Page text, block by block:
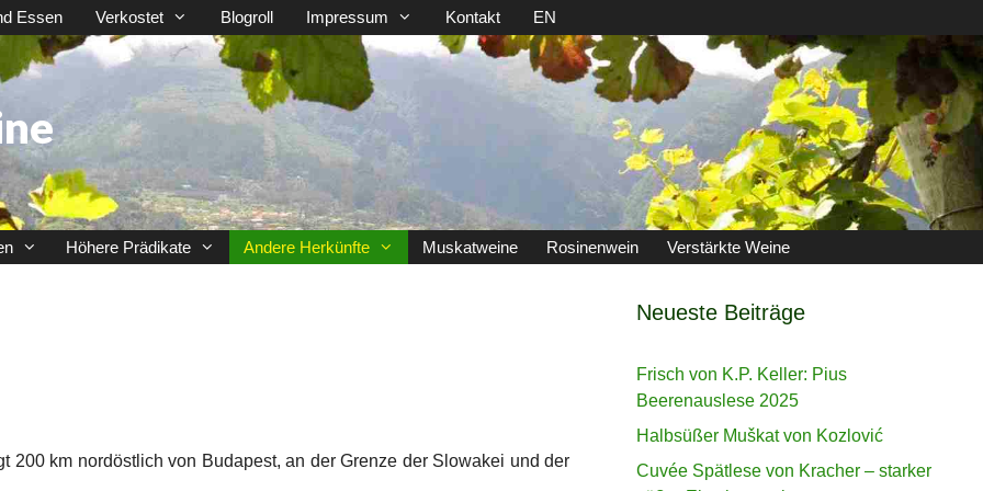
Essen Verkostet Blogroll Impressum Kontakt EN
Höhere Prädikate Andere Herkünfte Muskatweine Rosinenwein Verstärkte Weine
200 km nordöstlich von Budapest, an der Grenze der Slowakei und der
Neueste Beiträge
Frisch von K.P. Keller: Pius
Beerenauslese 2025
Halbsüßer Muškat von Kozlović
Cuvée Spätlese von Kracher – starker